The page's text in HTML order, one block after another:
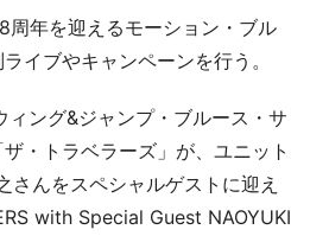
年を迎えるモーション・ブル
イブやキャンペーンを行う。
ング&ジャンプ・ブルース・サ
・トラベラーズ」が、ユニット
さんをスペシャルゲストに迎え
with Special Guest NAOYUKI